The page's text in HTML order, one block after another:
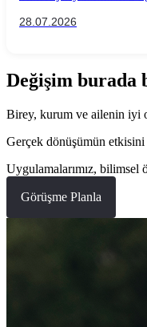
28.07.2026
Değişim burada
Birey, kurum ve ailenin iyi
Gerçek dönüşümün
Uygulamalarımız, bilimsel
Görüşme Planla